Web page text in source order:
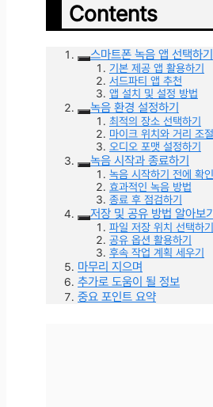
Contents
스마트폰 녹음 앱 선택하기
기본 제공 앱 활용하기
서드파티 앱 추천
앱 설치 및 설정 방법
녹음 환경 설정하기
최적의 장소 선택하기
마이크 위치와 거리 조절
오디오 포맷 설정하기
녹음 시작과 종료하기
녹음 시작하기 전에 확
효과적인 녹음 방법
종료 후 점검하기
저장 및 공유 방법 알아보기
파일 저장 위치 선택하기
공유 옵션 활용하기
후속 작업 계획 세우기
마무리 지으며
추가로 도움이 될 정보
중요 포인트 요약